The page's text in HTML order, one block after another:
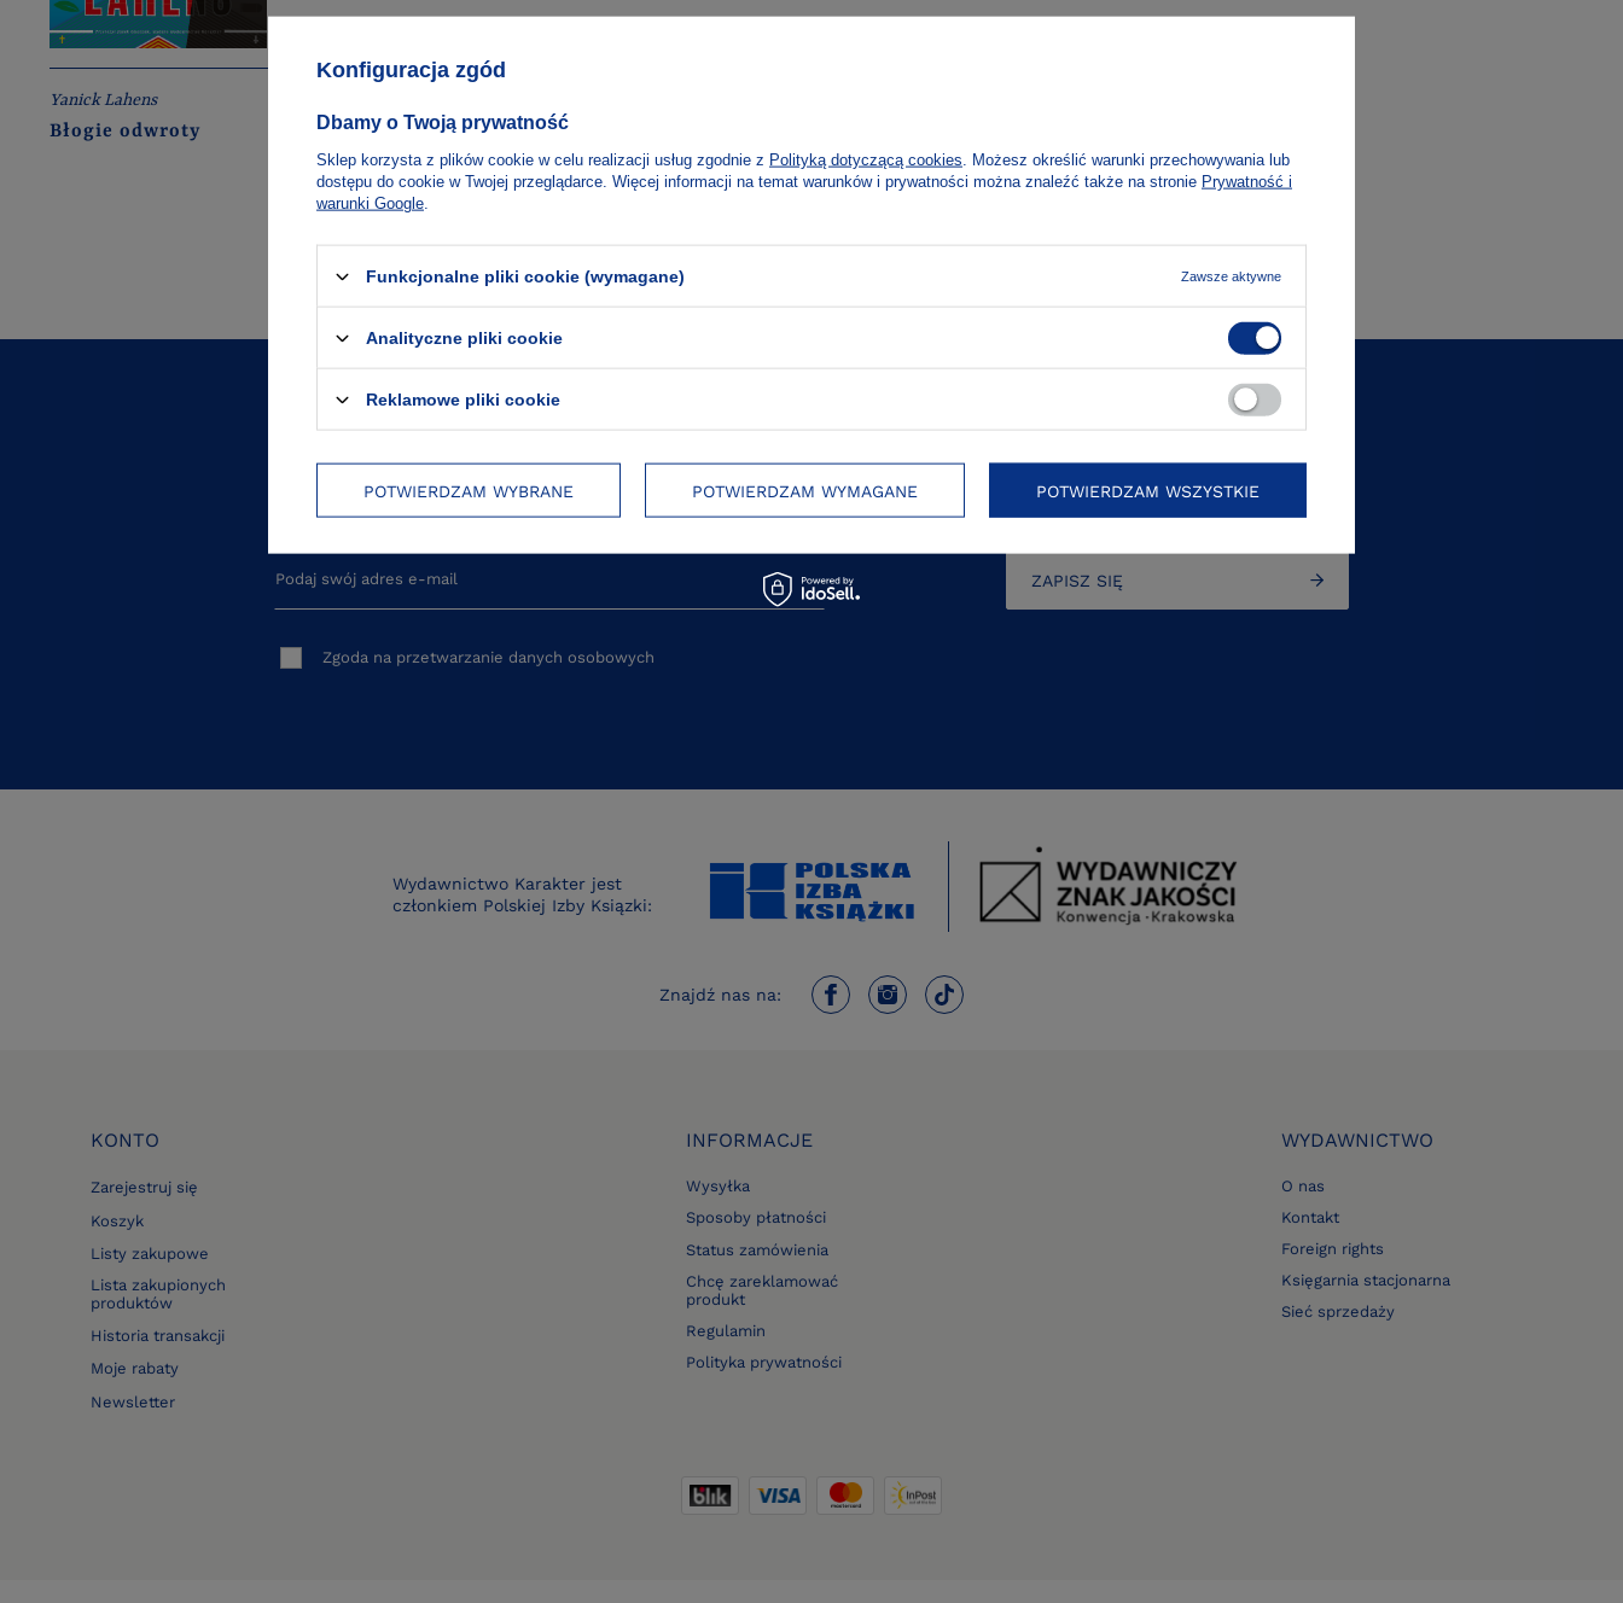
Yanick Lahens
Błogie odwroty
10% na pierwsze zakupy
Natychmiast dowiaduj się o promocjach i wydarzeniach!
Podaj swój adres e-mail
Zgoda na przetwarzanie danych osobowych
ZAPISZ SIĘ
Wydawnictwo Karakter jest
członkiem Polskiej Izby Ksiązki:
Znajdź nas na:
KONTO
Zarejestruj się
Koszyk
Listy zakupowe
Lista zakupionych
produktów
Historia transakcji
Moje rabaty
Newsletter
INFORMACJE
Wysyłka
Sposoby płatności
Status zamówienia
Chcę zareklamować
produkt
Regulamin
Polityka prywatności
WYDAWNICTWO
O nas
Kontakt
Foreign rights
Księgarnia stacjonarna
Sieć sprzedaży
Konfiguracja zgód
Dbamy o Twoją prywatność
Sklep korzysta z plików cookie w celu realizacji usług zgodnie z Polityką dotyczącą cookies . Możesz określić warunki przechowywania lub
dostępu do cookie w Twojej przeglądarce. Więcej informacji na temat warunków i prywatności można znaleźć także na stronie Prywatność i
warunki Google
Funkcjonalne pliki cookie (wymagane) Zawsze aktywne
Analityczne pliki cookie
Reklamowe pliki cookie
POTWIERDZAM WYBRANE POTWIERDZAM WYMAGANE POTWIERDZAM WSZYSTKIE